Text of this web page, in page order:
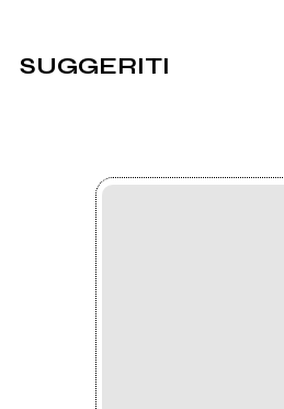
SUGGERITI